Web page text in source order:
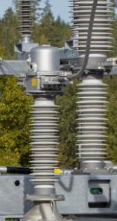
säkerhet
och Pegelskalor